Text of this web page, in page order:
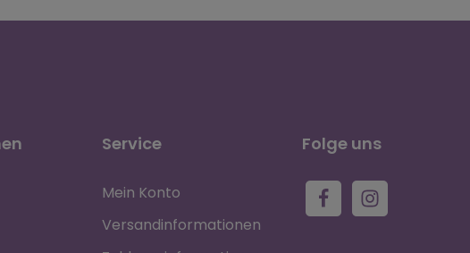
Service
Mein Konto
Versandinformationen
Folge uns